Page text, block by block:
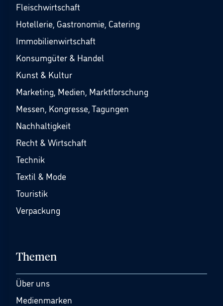
Fleischwirtschaft
Hotellerie, Gastronomie, Catering
Immobilienwirtschaft
Konsumgüter & Handel
Kunst & Kultur
Marketing, Medien, Marktforschung
Messen, Kongresse, Tagungen
Nachhaltigkeit
Recht & Wirtschaft
Technik
Textil & Mode
Touristik
Verpackung
Themen
Über uns
Medienmarken